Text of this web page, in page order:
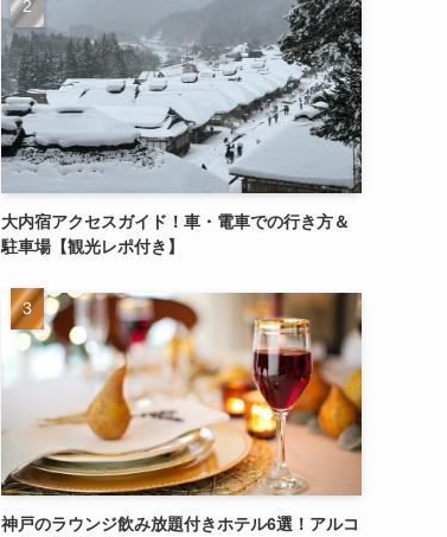
大内宿アクセスガイド！車・電車での行き方＆
駐車場【観光レポ付き】
神戸のラウンジ飲み放題付きホテル6選！アルコ